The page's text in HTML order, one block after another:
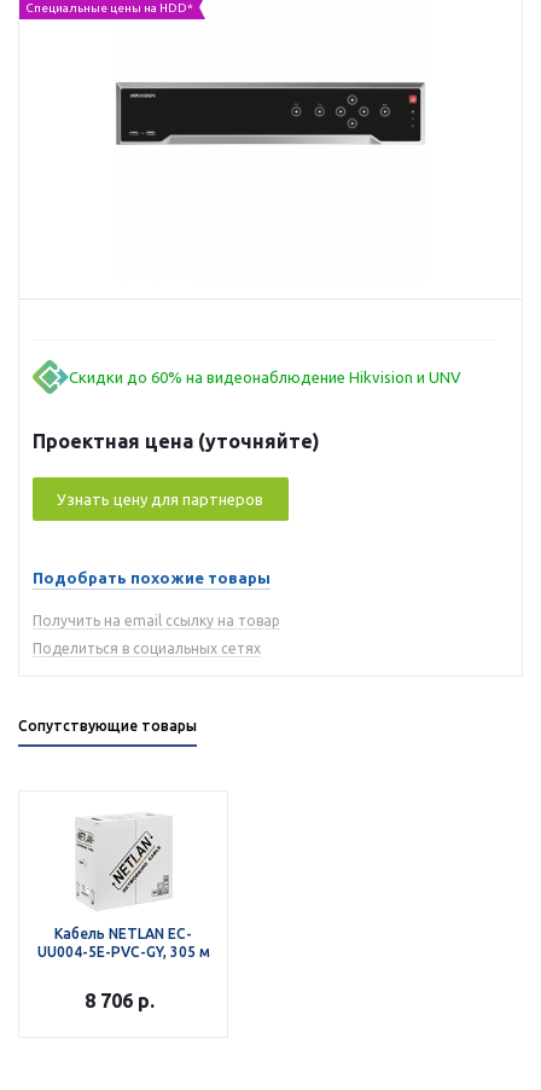
Специальные цены на HDD*
Скидки до 60% на видеонаблюдение Hikvision и UNV
Проектная цена (уточняйте)
Узнать цену для партнеров
Подобрать похожие товары
Получить на email ссылку на товар
Поделиться в социальных сетях
Сопутствующие товары
Кабель NETLAN EC-
UU004-5E-PVC-GY, 305 м
8 706р.